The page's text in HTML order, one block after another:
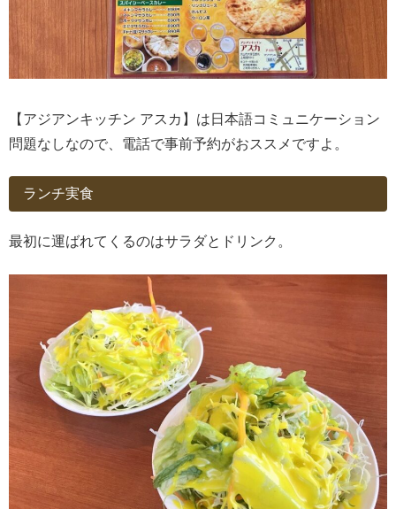
【アジアンキッチン アスカ】は日本語コミュニケーション
問題なしなので、電話で事前予約がおススメですよ。
ランチ実食
最初に運ばれてくるのはサラダとドリンク。